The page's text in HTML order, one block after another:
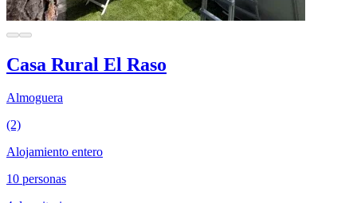
Casa Rural El Raso
Almoguera
(2)
Alojamiento entero
10 personas